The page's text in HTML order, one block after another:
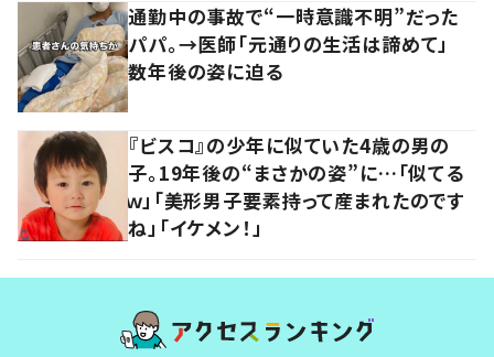
通勤中の事故で“一時意識不明”だった
パパ。→医師「元通りの生活は諦めて」
数年後の姿に迫る
『ビスコ』の少年に似ていた4歳の男の
子。19年後の“まさかの姿”に…「似てる
ｗ」「美形男子要素持って産まれたのです
ね」「イケメン！」